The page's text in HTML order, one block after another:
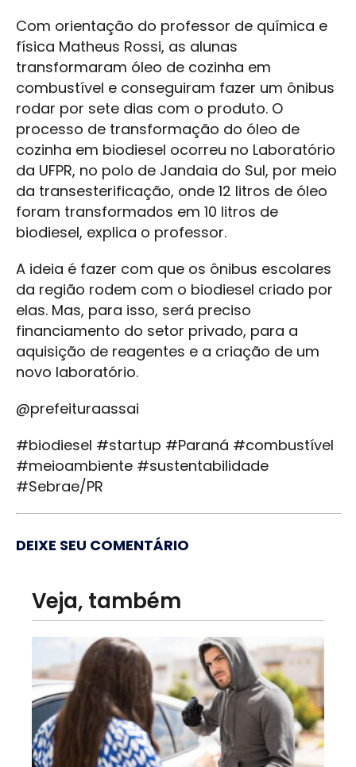
Com orientação do professor de química e
física Matheus Rossi, as alunas
transformaram óleo de cozinha em
combustível e conseguiram fazer um ônibus
rodar por sete dias com o produto. O
processo de transformação do óleo de
cozinha em biodiesel ocorreu no Laboratório
da UFPR, no polo de Jandaia do Sul, por meio
da transesterificação, onde 12 litros de óleo
foram transformados em 10 litros de
biodiesel, explica o professor.
A ideia é fazer com que os ônibus escolares
da região rodem com o biodiesel criado por
elas. Mas, para isso, será preciso
financiamento do setor privado, para a
aquisição de reagentes e a criação de um
novo laboratório.
@prefeituraassai
#biodiesel #startup #Paraná #combustível
#meioambiente #sustentabilidade
#Sebrae/PR
DEIXE SEU COMENTÁRIO
Veja, também